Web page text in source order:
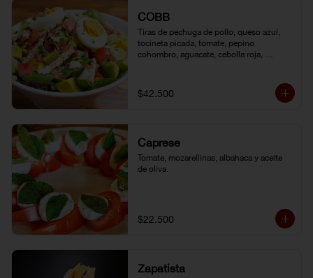
COBB
Tiras de pechuga de pollo, queso azul,
tocineta picada, tomate, pepino
cohombro, aguacate, cebolla roja,
$42.500
Caprese
Tomate, mozarellinas, albahaca y aceite
de oliva.
$22.500
Zapatista